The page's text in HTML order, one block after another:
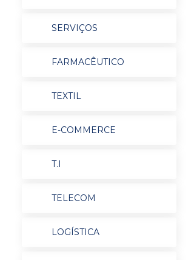
SERVIÇOS
FARMACÊUTICO
TEXTIL
E-COMMERCE
T.I
TELECOM
LOGÍSTICA